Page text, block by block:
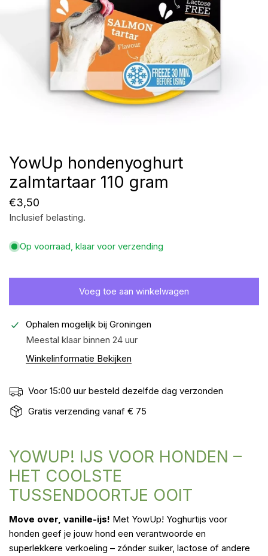
Open media in galerijweergave
YowUp hondenyoghurt
zalmtartaar 110 gram
Normale
prijs
€3,50
Inclusief belasting.
Op voorraad, klaar voor verzending
Voeg toe aan winkelwagen
Ophalen mogelijk bij Groningen
Meestal klaar binnen 24 uur
Winkelinformatie Bekijken
Voor 15:00 uur besteld dezelfde dag verzonden
Gratis verzending vanaf € 75
YOWUP! IJS VOOR HONDEN –
HET COOLSTE
TUSSENDOORTJE OOIT
Move over, vanille-ijs! Met YowUp! Yoghurtijs voor
honden geef je jouw hond een verantwoorde en
superlekkere verkoeling – zónder suiker, lactose of andere